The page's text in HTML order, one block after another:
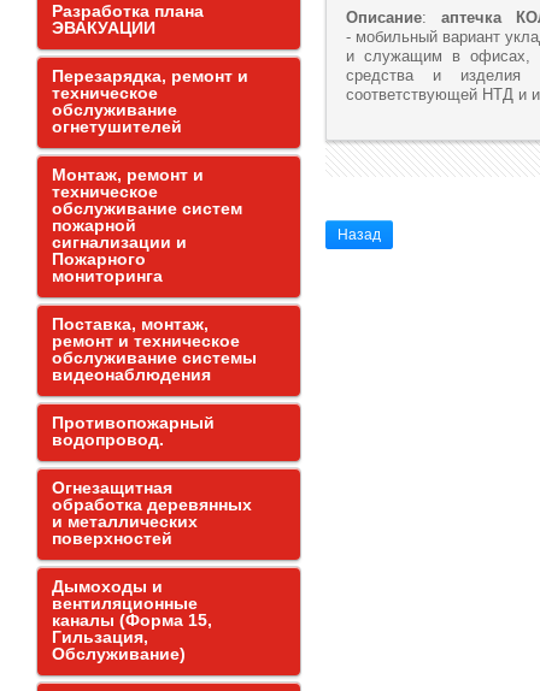
Описание: аптечка
- мобильный вариант
и служащим в офисах,
средства и изделия
соответствующей НТД и
Назад
Разработка плана
ЭВАКУАЦИИ
Перезарядка, ремонт и
техническое
обслуживание
огнетушителей
Монтаж, ремонт и
техническое
обслуживание систем
пожарной
сигнализации и
Пожарного
мониторинга
Поставка, монтаж,
ремонт и техническое
обслуживание системы
видеонаблюдения
Противопожарный
водопровод.
Огнезащитная
обработка деревянных
и металлических
поверхностей
Дымоходы и
вентиляционные
каналы (Форма 15,
Гильзация,
Обслуживание)